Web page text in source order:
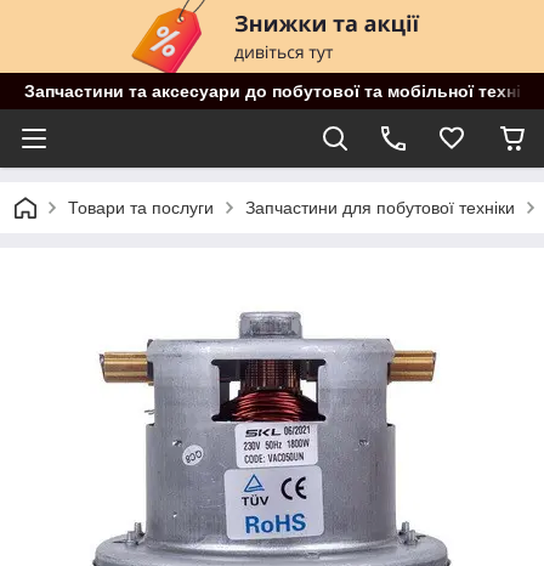
Запчастини та аксесуари до побутової та мобільної
Товари та послуги Запчастини для побутової техніки